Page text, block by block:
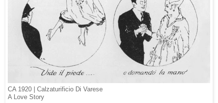
CA 1920 | Calzaturificio Di Varese
A Love Story